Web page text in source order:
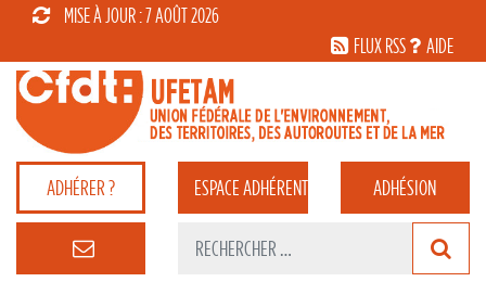
MISE À JOUR : 7 AOÛT 2026
FLUX RSS
AIDE
ADHÉRER ? ESPACEADHÉRENT ADHÉSION